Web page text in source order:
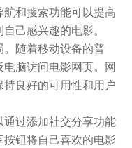
和搜索功能可以提高
己感兴趣的电影。
。随着移动设备的普
脑访问电影网页。网
良好的可用性和用户
通过添加社交分享功能
钮将自己喜欢的电影